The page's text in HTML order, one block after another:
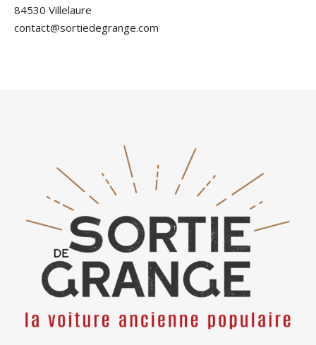
84530 Villelaure
contact@sortiedegrange.com